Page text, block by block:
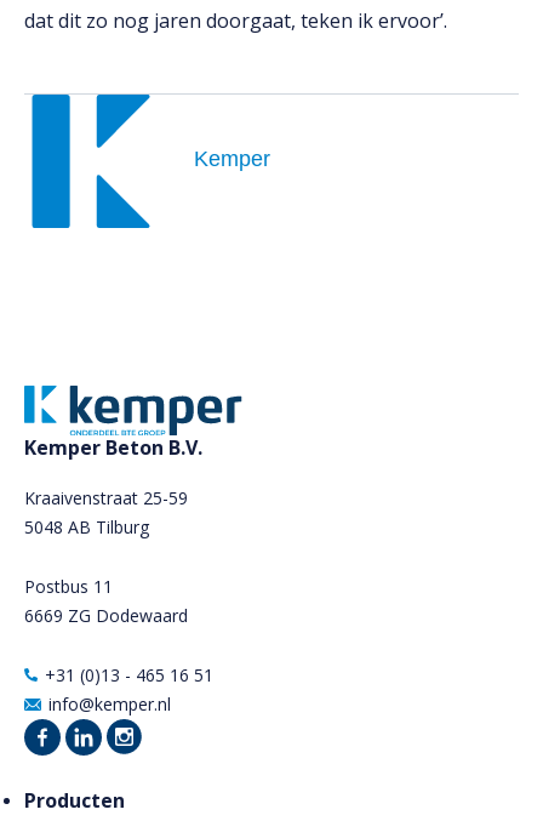
dat dit zo nog jaren doorgaat, teken ik ervoor’.
Kemper
Kemper Beton B.V.
Kraaivenstraat 25-59
5048 AB Tilburg
Postbus 11
6669 ZG Dodewaard
+31 (0)13 - 465 16 51
info@kemper.nl
Producten